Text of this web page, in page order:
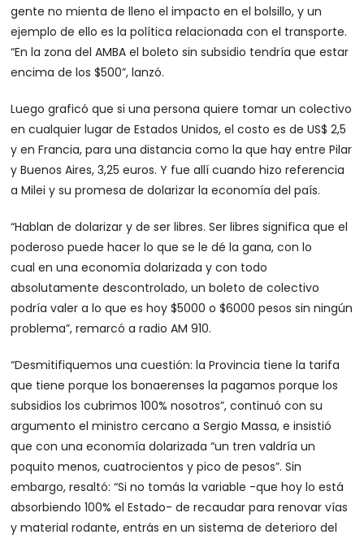
gente no mienta de lleno el impacto en el bolsillo, y un
ejemplo de ello es la política relacionada con el transporte.
“En la zona del AMBA el boleto sin subsidio tendría que estar
encima de los $500”, lanzó.
Luego graficó que si una persona quiere tomar un colectivo
en cualquier lugar de Estados Unidos, el costo es de US$ 2,5
y en Francia, para una distancia como la que hay entre Pilar
y Buenos Aires, 3,25 euros. Y fue allí cuando hizo referencia
a Milei y su promesa de dolarizar la economía del país.
“Hablan de dolarizar y de ser libres. Ser libres significa que el
poderoso puede hacer lo que se le dé la gana, con lo
cual en una economía dolarizada y con todo
absolutamente descontrolado, un boleto de colectivo
podría valer a lo que es hoy $5000 o $6000 pesos sin ningún
problema”, remarcó a radio AM 910.
“Desmitifiquemos una cuestión: la Provincia tiene la tarifa
que tiene porque los bonaerenses la pagamos porque los
subsidios los cubrimos 100% nosotros”, continuó con su
argumento el ministro cercano a Sergio Massa, e insistió
que con una economía dolarizada “un tren valdría un
poquito menos, cuatrocientos y pico de pesos”. Sin
embargo, resaltó: “Si no tomás la variable -que hoy lo está
absorbiendo 100% el Estado- de recaudar para renovar vías
y material rodante, entrás en un sistema de deterioro del